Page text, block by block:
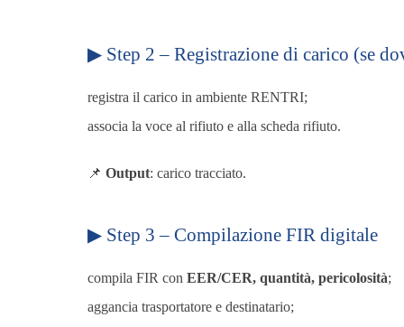
▶ Step 2 – Registrazione di carico (se
registra il carico in ambiente RENTRI;
associa la voce al rifiuto e alla scheda rifiuto.
📌Output: carico tracciato.
▶ Step 3 – Compilazione FIR digitale
compila FIR conEER/CER, quantità, pericolosità;
aggancia trasportatore e destinatario;